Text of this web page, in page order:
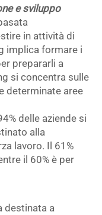
e sviluppo
in attività di
implica formare i
prepararli a
si concentra sulle
determinate aree
delle aziende si
alla
lavoro. Il 61%
il 60% è per
destinata a